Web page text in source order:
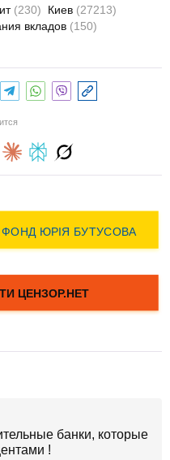
(230) Киев (27213)
вкладов (150)
банки, которые
!